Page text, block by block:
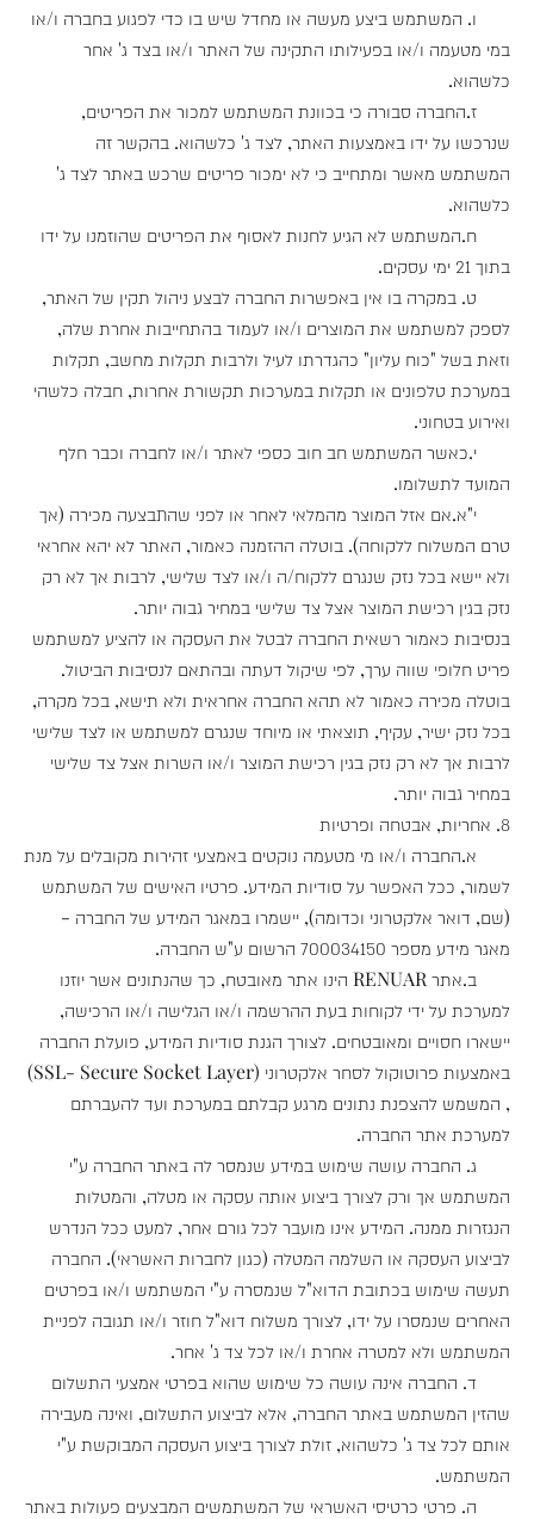
ו. המשתמש ביצע מעשה או מחדל שיש בו כדי לפגוע בחברה ו/או
במי מטעמה ו/או בפעילותו התקינה של האתר ו/או בצד ג' אחר
כלשהוא.
ז.החברה סבורה כי בכוונת המשתמש למכור את הפריטים,
שנרכשו על ידו באמצעות האתר, לצד ג' כלשהוא. בהקשר זה
המשתמש מאשר ומתחייב כי לא ימכור פריטים שרכש באתר לצד ג'
כלשהוא.
ח.המשתמש לא הגיע לחנות לאסוף את הפריטים שהוזמנו על ידו
בתוך 21 ימי עסקים.
ט. במקרה בו אין באפשרות החברה לבצע ניהול תקין של האתר,
לספק למשתמש את המוצרים ו/או לעמוד בהתחייבות אחרת שלה,
וזאת בשל "כוח עליון" כהגדרתו לעיל ולרבות תקלות מחשב, תקלות
במערכת טלפונים או תקלות במערכות תקשורת אחרות, חבלה כלשהי
ואירוע בטחוני.
י.כאשר המשתמש חב חוב כספי לאתר ו/או לחברה וכבר חלף
המועד לתשלומו.
י"א.אם אזל המוצר מהמלאי לאחר או לפני שהתבצעה מכירה (אך
טרם המשלוח ללקוחה). בוטלה ההזמנה כאמור, האתר לא יהא אחראי
ולא יישא בכל נזק שנגרם ללקוח/ה ו/או לצד שלישי, לרבות אך לא רק
נזק בגין רכישת המוצר אצל צד שלישי במחיר גבוה יותר.
בנסיבות כאמור רשאית החברה לבטל את העסקה או להציע למשתמש
פריט חלופי שווה ערך, לפי שיקול דעתה ובהתאם לנסיבות הביטול.
בוטלה מכירה כאמור לא תהא החברה אחראית ולא תישא, בכל מקרה,
בכל נזק ישיר, עקיף, תוצאתי או מיוחד שנגרם למשתמש או לצד שלישי
לרבות אך לא רק נזק בגין רכישת המוצר ו/או השרות אצל צד שלישי
במחיר גבוה יותר.
8. אחריות, אבטחה ופרטיות
א.החברה ו/או מי מטעמה נוקטים באמצעי זהירות מקובלים על מנת
לשמור, ככל האפשר על סודיות המידע. פרטיו האישים של המשתמש
(שם, דואר אלקטרוני וכדומה), יישמרו במאגר המידע של החברה -
מאגר מידע מספר 700034150 הרשום ע"ש החברה.
ב.אתר RENUAR הינו אתר מאובטח, כך שהנתונים אשר יוזנו
למערכת על ידי לקוחות בעת ההרשמה ו/או הגלישה ו/או הרכישה,
יישארו חסויים ומאובטחים. לצורך הגנת סודיות המידע, פועלת החברה
באמצעות פרוטוקול לסחר אלקטרוני (SSL- Secure Socket Layer)
, המשמש להצפנת נתונים מרגע קבלתם במערכת ועד להעברתם
למערכת אתר החברה.
ג. החברה עושה שימוש במידע שנמסר לה באתר החברה ע"י
המשתמש אך ורק לצורך ביצוע אותה עסקה או מטלה, והמטלות
הנגזרות ממנה. המידע אינו מועבר לכל גורם אחר, למעט ככל הנדרש
לביצוע העסקה או השלמה המטלה (כגון לחברות האשראי). החברה
תעשה שימוש בכתובת הדוא"ל שנמסרה ע"י המשתמש ו/או בפרטים
האחרים שנמסרו על ידו, לצורך משלוח דוא"ל חוזר ו/או תגובה לפניית
המשתמש ולא למטרה אחרת ו/או לכל צד ג' אחר.
ד. החברה אינה עושה כל שימוש שהוא בפרטי אמצעי התשלום
שהזין המשתמש באתר החברה, אלא לביצוע התשלום, ואינה מעבירה
אותם לכל צד ג' כלשהוא, זולת לצורך ביצוע העסקה המבוקשת ע"י
המשתמש.
ה. פרטי כרטיסי האשראי של המשתמשים המבצעים פעולות באתר